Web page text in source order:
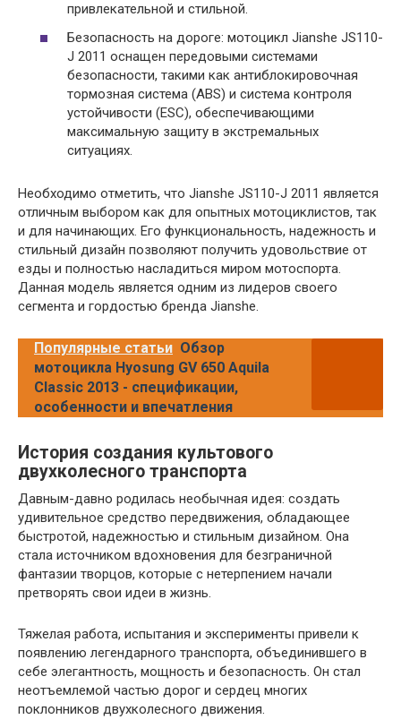
привлекательной и стильной.
Безопасность на дороге: мотоцикл Jianshe JS110-
J 2011 оснащен передовыми системами
безопасности, такими как антиблокировочная
тормозная система (АBS) и система контроля
устойчивости (ESC), обеспечивающими
максимальную защиту в экстремальных
ситуациях.
Необходимо отметить, что Jianshe JS110-J 2011 является
отличным выбором как для опытных мотоциклистов, так
и для начинающих. Его функциональность, надежность и
стильный дизайн позволяют получить удовольствие от
езды и полностью насладиться миром мотоспорта.
Данная модель является одним из лидеров своего
сегмента и гордостью бренда Jianshe.
Популярные статьи Обзор
мотоцикла Hyosung GV 650 Aquila
Classic 2013 - спецификации,
особенности и впечатления
История создания культового
двухколесного транспорта
Давным-давно родилась необычная идея: создать
удивительное средство передвижения, обладающее
быстротой, надежностью и стильным дизайном. Она
стала источником вдохновения для безграничной
фантазии творцов, которые с нетерпением начали
претворять свои идеи в жизнь.
Тяжелая работа, испытания и эксперименты привели к
появлению легендарного транспорта, объединившего в
себе элегантность, мощность и безопасность. Он стал
неотъемлемой частью дорог и сердец многих
поклонников двухколесного движения.